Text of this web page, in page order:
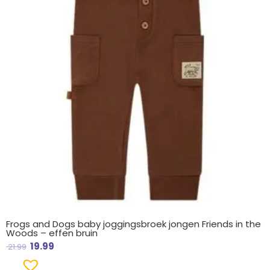
Frogs and Dogs baby joggingsbroek jongen Friends in the
Woods – effen bruin
21.99 19.99